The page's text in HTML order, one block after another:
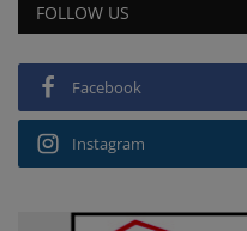
FOLLOW US
Facebook
Instagram